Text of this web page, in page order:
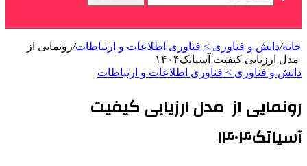
خانه/دانش و فناوری > فناوری اطلاعات و ارتباطات/رونمایی از
مدل ارزیابی کیفیت آسیاتک۱۴۰۴
دانش و فناوری > فناوری اطلاعات و ارتباطات
رونمایی از مدل ارزیابی کیفیت
آسیاتک۱۴۰۴